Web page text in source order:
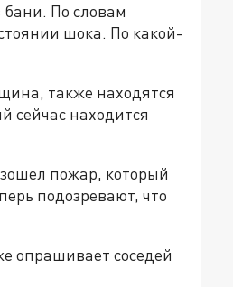
бани. По словам
шока. По какой-
также находятся
сейчас находится
пожар, который
подозревают, что
опрашивает соседей